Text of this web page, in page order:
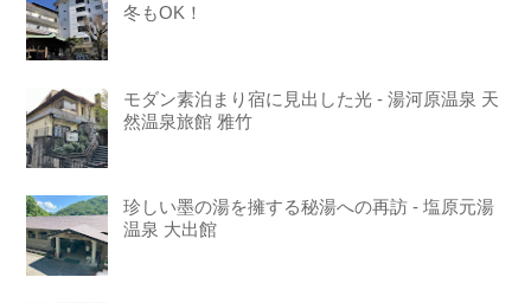
冬もOK！
モダン素泊まり宿に見出した光 - 湯河原温泉 天
然温泉旅館 雅竹
珍しい墨の湯を擁する秘湯への再訪 - 塩原元湯
温泉 大出館